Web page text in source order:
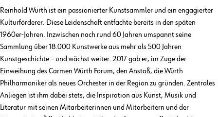
Reinhold Würth ist ein passionierter Kunstsammler und ein engagierter
Kulturförderer. Diese Leidenschaft entfachte bereits in den späten
1960er-Jahren. Inzwischen nach rund 60 Jahren umspannt seine
Sammlung über 18.000 Kunstwerke aus mehr als 500 Jahren
Kunstgeschichte – und wächst weiter. 2017 gab er, im Zuge der
Einweihung des Carmen Würth Forum, den Anstoß, die Würth
Philharmoniker als neues Orchester in der Region zu gründen. Zentrales
Anliegen ist ihm dabei stets, die Inspiration aus Kunst, Musik und
Literatur mit seinen Mitarbeiterinnen und Mitarbeitern und der